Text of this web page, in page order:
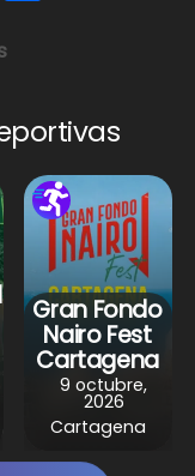
el
e
a
Gran Fondo
Nairo Fest
Cartagena
9 octubre,
2026
Cartagena